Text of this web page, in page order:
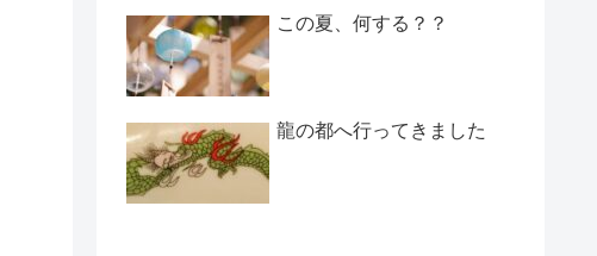
この夏、何する？？
龍の都へ行ってきました